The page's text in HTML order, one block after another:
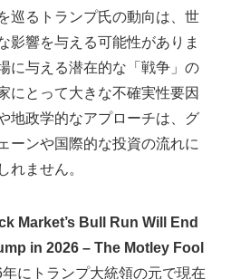
巡るトランプ氏の動向は、世
影響を与える可能性がありま
に与える潜在的な「戦争」の
にとって大きな不確実性要因
地政学的なアプローチは、グ
ーンや国際的な投資の流れに
れません。
Market’s Bull Run Will End
in 2026 – The Motley Fool
にトランプ大統領の元で現在